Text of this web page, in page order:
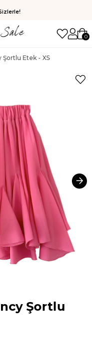
0
Şortlu Etek - XS
Şortlu